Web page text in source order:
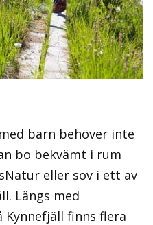
barn behöver inte
bo bekvämt i rum
eller sov i ett av
Längs med
Kynnefjäll finns flera